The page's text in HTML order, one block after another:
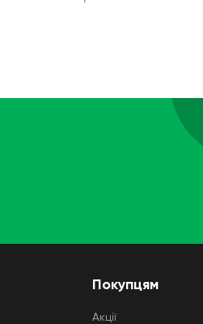
Покупцям
Акції